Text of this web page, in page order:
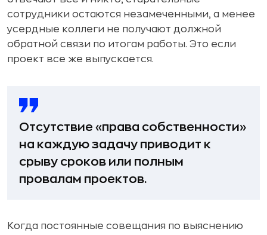
сотрудники остаются незамеченными, а менее
усердные коллеги не получают должной
обратной связи по итогам работы. Это если
проект все же выпускается.
Отсутствие «права собственности»
на каждую задачу приводит к
срыву сроков или полным
провалам проектов.
Когда постоянные совещания по выяснению